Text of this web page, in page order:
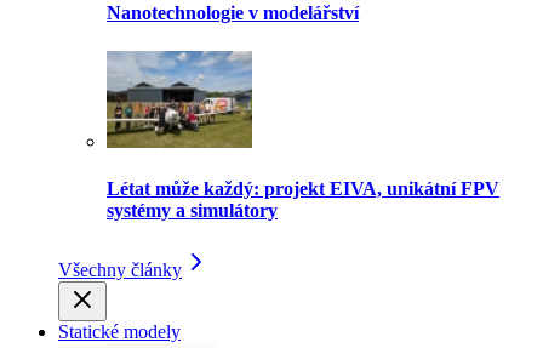
Nanotechnologie v modelářství
Létat může každý: projekt EIVA, unikátní FPV
systémy a simulátory
Všechny články
Statické modely